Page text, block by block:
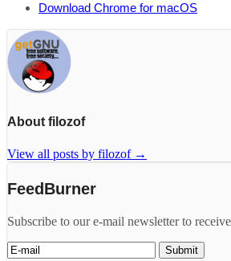
Download Chrome for macOS
About filozof
View all posts by filozof →
FeedBurner
Subscribe to our e-mail newsletter to